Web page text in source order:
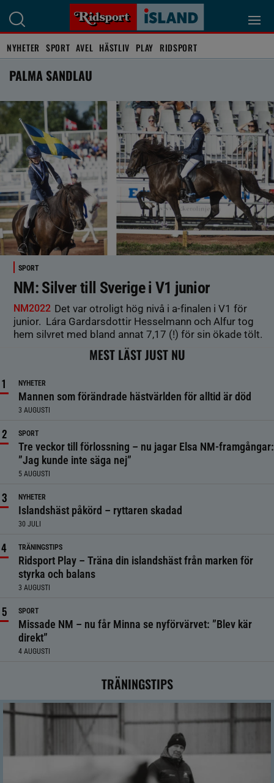
NYHETER SPORT AVEL HÄSTLIV PLAY RIDSPORT
PALMA SANDLAU
SPORT
NM: Silver till Sverige i V1 junior
NM2022 Det var otroligt hög nivå i a-finalen i V1 för
junior. Lára Gardarsdottir Hesselmann och Alfur tog
hem silvret med bland annat 7,17 (!) för sin ökade tölt.
MEST LÄST JUST NU
NYHETER
Mannen som förändrade hästvärlden för alltid är död
3 AUGUSTI
SPORT
Tre veckor till förlossning – nu jagar Elsa NM-framgångar:
”Jag kunde inte säga nej”
5 AUGUSTI
NYHETER
Islandshäst påkörd – ryttaren skadad
30 JULI
TRÄNINGSTIPS
Ridsport Play – Träna din islandshäst från marken för
styrka och balans
3 AUGUSTI
SPORT
Missade NM – nu får Minna se nyförvärvet: ”Blev kär
direkt”
4 AUGUSTI
TRÄNINGSTIPS